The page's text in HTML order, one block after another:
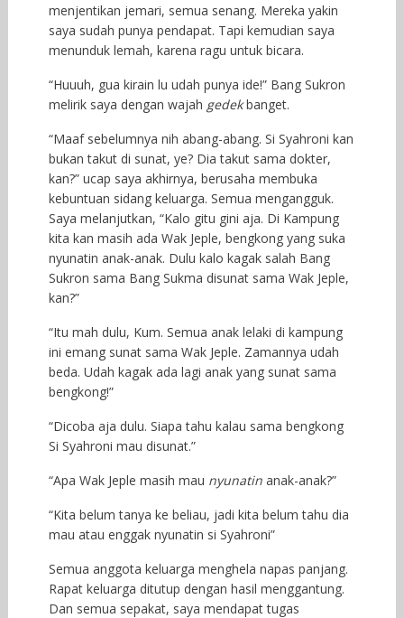
menjentikan jemari, semua senang. Mereka yakin
saya sudah punya pendapat. Tapi kemudian saya
menunduk lemah, karena ragu untuk bicara.
“Huuuh, gua kirain lu udah punya ide!” Bang Sukron
melirik saya dengan wajah gedekbanget.
“Maaf sebelumnya nih abang-abang. Si Syahroni kan
bukan takut di sunat, ye? Dia takut sama dokter,
kan?” ucap saya akhirnya, berusaha membuka
kebuntuan sidang keluarga. Semua mengangguk.
Saya melanjutkan, “Kalo gitu gini aja. Di Kampung
kita kan masih ada Wak Jeple, bengkong yang suka
nyunatin anak-anak. Dulu kalo kagak salah Bang
Sukron sama Bang Sukma disunat sama Wak Jeple,
kan?”
“Itu mah dulu, Kum. Semua anak lelaki di kampung
ini emang sunat sama Wak Jeple. Zamannya udah
beda. Udah kagak ada lagi anak yang sunat sama
bengkong!”
“Dicoba aja dulu. Siapa tahu kalau sama bengkong
Si Syahroni mau disunat.”
“Apa Wak Jeple masih mau nyunatinanak-anak?”
“Kita belum tanya ke beliau, jadi kita belum tahu dia
mau atau enggak nyunatin si Syahroni”
Semua anggota keluarga menghela napas panjang.
Rapat keluarga ditutup dengan hasil menggantung.
Dan semua sepakat, saya mendapat tugas